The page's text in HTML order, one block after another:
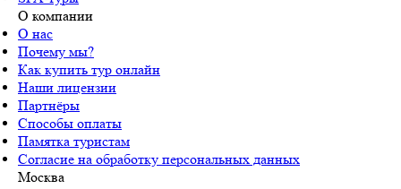
О компании
О нас
Почему мы?
Как купить тур онлайн
Наши лицензии
Партнёры
Способы оплаты
Памятка туристам
Согласие на обработку персональных данных
Москва